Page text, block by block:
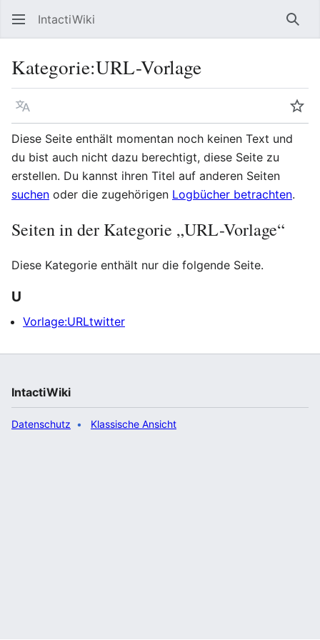
IntactiWiki
Kategorie:URL-Vorlage
Sprache
Diese Seite enthält momentan noch keinen Text und
du bist auch nicht dazu berechtigt, diese Seite zu
erstellen. Du kannst ihren Titel auf anderen Seiten
suchen oder die zugehörigen Logbücher betrachten.
Seiten in der Kategorie „URL-Vorlage“
Diese Kategorie enthält nur die folgende Seite.
U
Vorlage:URLtwitter
IntactiWiki
Datenschutz Klassische Ansicht